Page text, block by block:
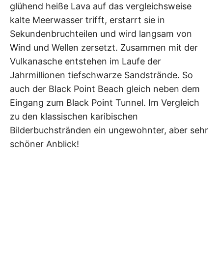
glühend heiße Lava auf das vergleichsweise
kalte Meerwasser trifft, erstarrt sie in
Sekundenbruchteilen und wird langsam von
Wind und Wellen zersetzt. Zusammen mit der
Vulkanasche entstehen im Laufe der
Jahrmillionen tiefschwarze Sandstrände. So
auch der Black Point Beach gleich neben dem
Eingang zum Black Point Tunnel. Im Vergleich
zu den klassischen karibischen
Bilderbuchstränden ein ungewohnter, aber sehr
schöner Anblick!